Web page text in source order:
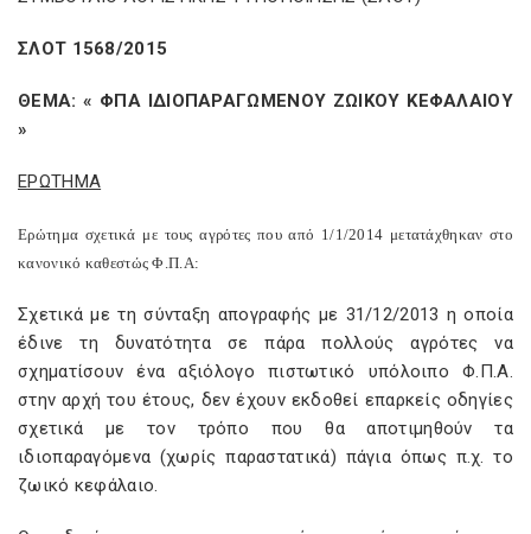
ΣΛΟΤ 1568/2015
ΘΕΜΑ: « ΦΠΑ ΙΔΙΟΠΑΡΑΓΩΜΕΝΟΥ ΖΩΙΚΟΥ ΚΕΦΑΛΑΙΟΥ
»
ΕΡΩΤΗΜΑ
Eρώτημα σχετικά με τους αγρότες που από 1/1/2014 μετατάχθηκαν στο
κανονικό καθεστώς Φ.Π.Α:
Σχετικά με τη σύνταξη απογραφής με 31/12/2013 η οποία
έδινε τη δυνατότητα σε πάρα πολλούς αγρότες να
σχηματίσουν ένα αξιόλογο πιστωτικό υπόλοιπο Φ.Π.Α.
στην αρχή του έτους, δεν έχουν εκδοθεί επαρκείς οδηγίες
σχετικά με τον τρόπο που θα αποτιμηθούν τα
ιδιοπαραγόμενα (χωρίς παραστατικά) πάγια όπως π.χ. το
ζωικό κεφάλαιο.